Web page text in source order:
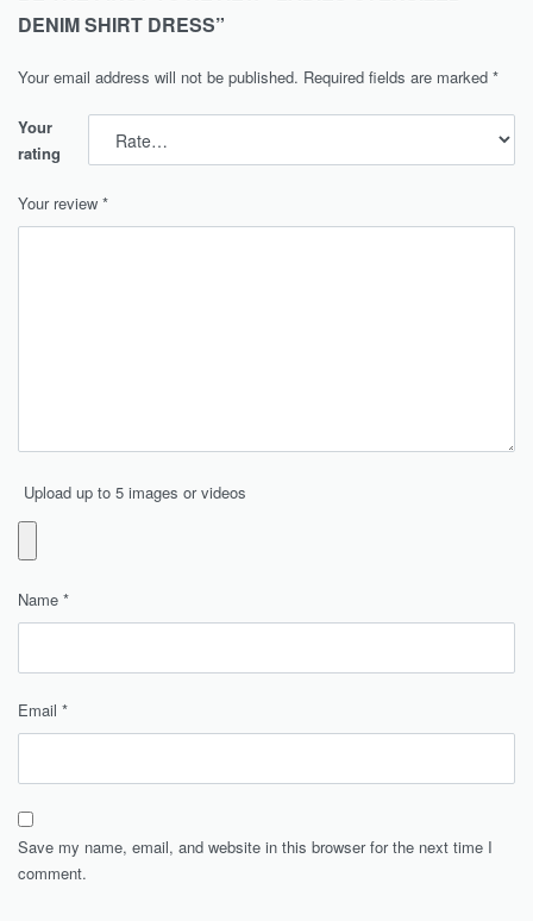
DENIM SHIRT DRESS”
Your email address will not be published. Required fields are marked *
Your
rating
Your review *
Upload up to 5 images or videos
Name *
Email *
Save my name, email, and website in this browser for the next time I
comment.